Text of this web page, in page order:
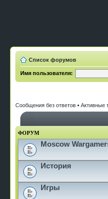
Список форумов
Имя пользователя:
Сообщения без ответов • Активные
ФОРУМ
Moscow
История
Игры